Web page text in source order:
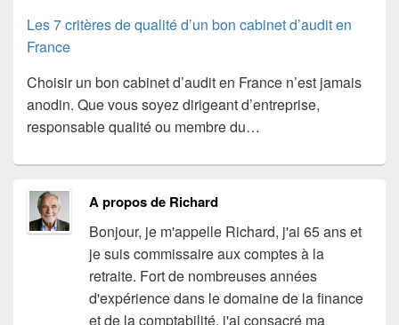
Les 7 critères de qualité d’un bon cabinet d’audit en
France
Choisir un bon cabinet d’audit en France n’est jamais
anodin. Que vous soyez dirigeant d’entreprise,
responsable qualité ou membre du…
A propos de Richard
Bonjour, je m'appelle Richard, j'ai 65 ans et
je suis commissaire aux comptes à la
retraite. Fort de nombreuses années
d'expérience dans le domaine de la finance
et de la comptabilité, j'ai consacré ma